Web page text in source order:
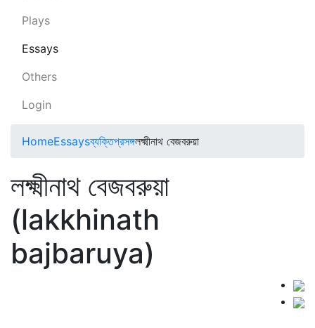
Plays
Essays
Others
Login
HomeEssaysব্যক্তিপ্রসঙ্গলক্ষ্মীনাথ বেজবরুয়া
লক্ষ্মীনাথ বেজবরুয়া
(lakkhinath
bajbaruya)